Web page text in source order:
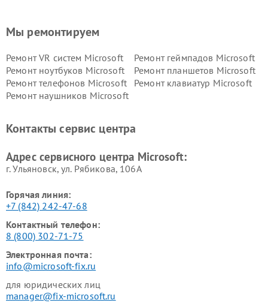
Мы ремонтируем
Ремонт VR систем Microsoft
Ремонт геймпадов Microsoft
Ремонт ноутбуков Microsoft
Ремонт планшетов Microsoft
Ремонт телефонов Microsoft
Ремонт клавиатур Microsoft
Ремонт наушников Microsoft
Контакты сервис центра
Адрес сервисного центра Microsoft:
г. Ульяновск, ул. Рябикова, 106А
Горячая линия:
+7 (842) 242-47-68
Контактный телефон:
8 (800) 302-71-75
Электронная почта:
info@microsoft-fix.ru
для юридических лиц
manager@fix-microsoft.ru